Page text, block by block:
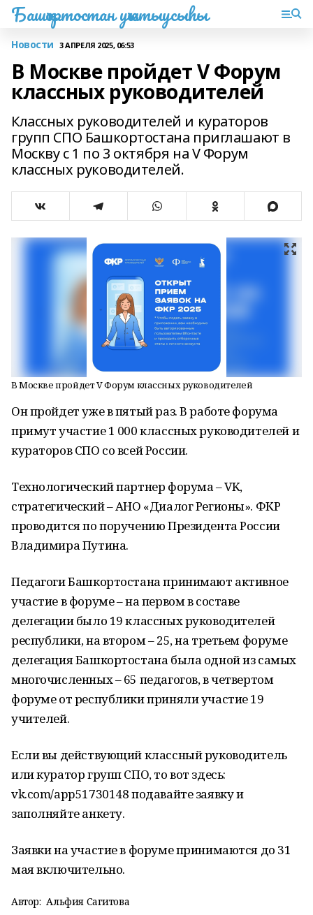
Башҡортостан уҡытыусыһы
Новости 3 АПРЕЛЯ 2025, 06:53
В Москве пройдет V Форум
классных руководителей
Классных руководителей и кураторов
групп СПО Башкортостана приглашают в
Москву с 1 по 3 октября на V Форум
классных руководителей.
В Москве пройдет V Форум классных руководителей
Он пройдет уже в пятый раз. В работе форума
примут участие 1 000 классных руководителей и
кураторов СПО со всей России.
Технологический партнер форума – VK,
стратегический – АНО «Диалог Регионы». ФКР
проводится по поручению Президента России
Владимира Путина.
Педагоги Башкортостана принимают активное
участие в форуме – на первом в составе
делегации было 19 классных руководителей
республики, на втором – 25, на третьем форуме
делегация Башкортостана была одной из самых
многочисленных – 65 педагогов, в четвертом
форуме от республики приняли участие 19
учителей.
Если вы действующий классный руководитель
или куратор групп СПО, то вот здесь:
vk.com/app51730148 подавайте заявку и
заполняйте анкету.
Заявки на участие в форуме принимаются до 31
мая включительно.
Автор: Альфия Сагитова